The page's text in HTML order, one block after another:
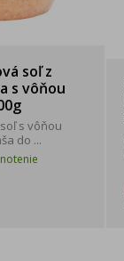
soľ z
s vôňou
s vôňou
do ...